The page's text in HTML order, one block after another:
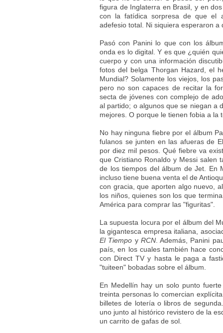
figura de Inglaterra en Brasil, y en
con la fatídica sorpresa de que el
adefesio total. Ni siquiera esperaron
Pasó con Panini lo que con los
onda es lo digital. Y es que ¿quién
cuerpo y con una información
fotos del belga Thorgan Hazard, el
Mundial? Solamente los viejos, los
pero no son capaces de recitar la
secta de jóvenes con complejo de
al partido; o algunos que se niegan a
mejores. O porque le tienen fobia a
No hay ninguna fiebre por el álbum
fulanos se junten en las afueras de
por diez mil pesos. Qué fiebre va
que Cristiano Ronaldo y Messi salen
de los tiempos del álbum de Jet. En
incluso tiene buena venta el de
con gracia, que aporten algo nuevo,
los niños, quienes son los que
América para comprar las "figuritas".
La supuesta locura por el álbum del
la gigantesca empresa italiana,
El Tiempo y RCN. Además, Panini
país, en los cuales también hace
con Direct TV y hasta le paga a
"tuiteen" bobadas sobre el álbum.
En Medellín hay un solo punto
treinta personas lo comercian
billetes de lotería o libros de
uno junto al histórico revistero de la
un carrito de gafas de sol.